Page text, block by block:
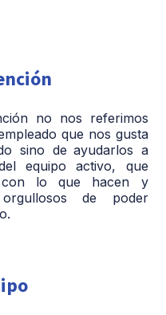
no nos referimos
que nos gusta
sino de ayudarlos a
equipo activo, que
con lo que hacen y
de poder